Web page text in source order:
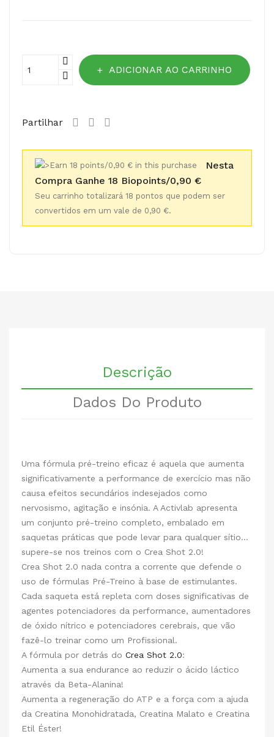
ADICIONAR AO CARRINHO
Partilhar
Nesta
Compra Ganhe 18 Biopoints/0,90 €
Seu carrinho totalizará 18 pontos que podem ser
convertidos em um vale de 0,90 €.
Descrição
Dados Do Produto
Uma fórmula pré-treino eficaz é aquela que aumenta
significativamente a performance de exercício mas não
causa efeitos secundários indesejados como
nervosismo, agitação e insónia. A Activlab apresenta
um conjunto pré-treino completo, embalado em
saquetas práticas que pode levar para qualquer sítio…
supere-se nos treinos com o Crea Shot 2.0!
Crea Shot 2.0 nada contra a corrente que defende o
uso de fórmulas Pré-Treino à base de estimulantes.
Cada saqueta está repleta com doses significativas de
agentes potenciadores da performance, aumentadores
de óxido nítrico e potenciadores cerebrais, que vão
fazê-lo treinar como um Profissional.
A fórmula por detrás do Crea Shot 2.0:
Aumenta a sua endurance ao reduzir o ácido láctico
através da Beta-Alanina!
Aumenta a regeneração do ATP e a força com a ajuda
da Creatina Monohidratada, Creatina Malato e Creatina
Etil Éster!